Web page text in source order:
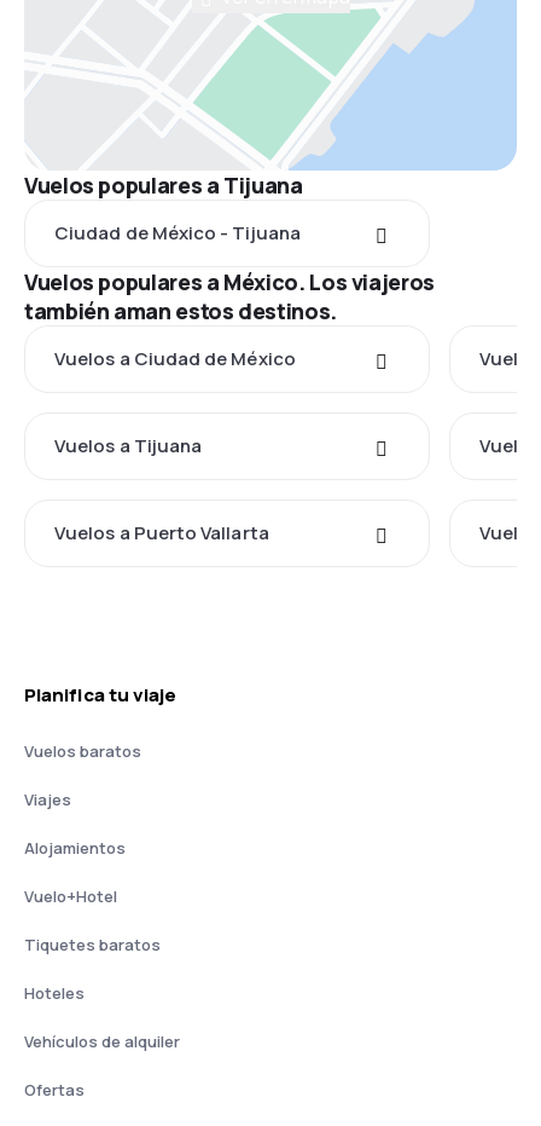
Vuelos populares a Tijuana
Ciudad de México - Tijuana
Vuelos populares a México. Los viajeros
también aman estos destinos.
Vuelos a Ciudad de México
Vuelos a Tijuana
Vuelos a Puerto Vallarta
Planifica tu viaje
Vuelos baratos
Viajes
Alojamientos
Vuelo+Hotel
Tiquetes baratos
Hoteles
Vehículos de alquiler
Ofertas